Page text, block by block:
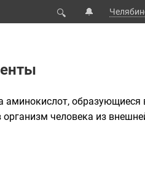
🔍 🔔
аминокислот, образующиеся
человека из